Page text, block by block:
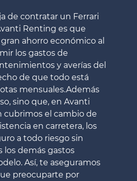
de contratar un Ferrari
Renting es que
ahorro económico al
los gastos de
y averías del
de que todo está
mensuales.Además
sino que, en Avanti
cubrimos el cambio de
en carretera, los
a todo riesgo sin
los demás gastos
Así, te aseguramos
preocuparte por